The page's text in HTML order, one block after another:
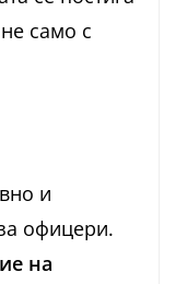
само с
и
офицери.
на